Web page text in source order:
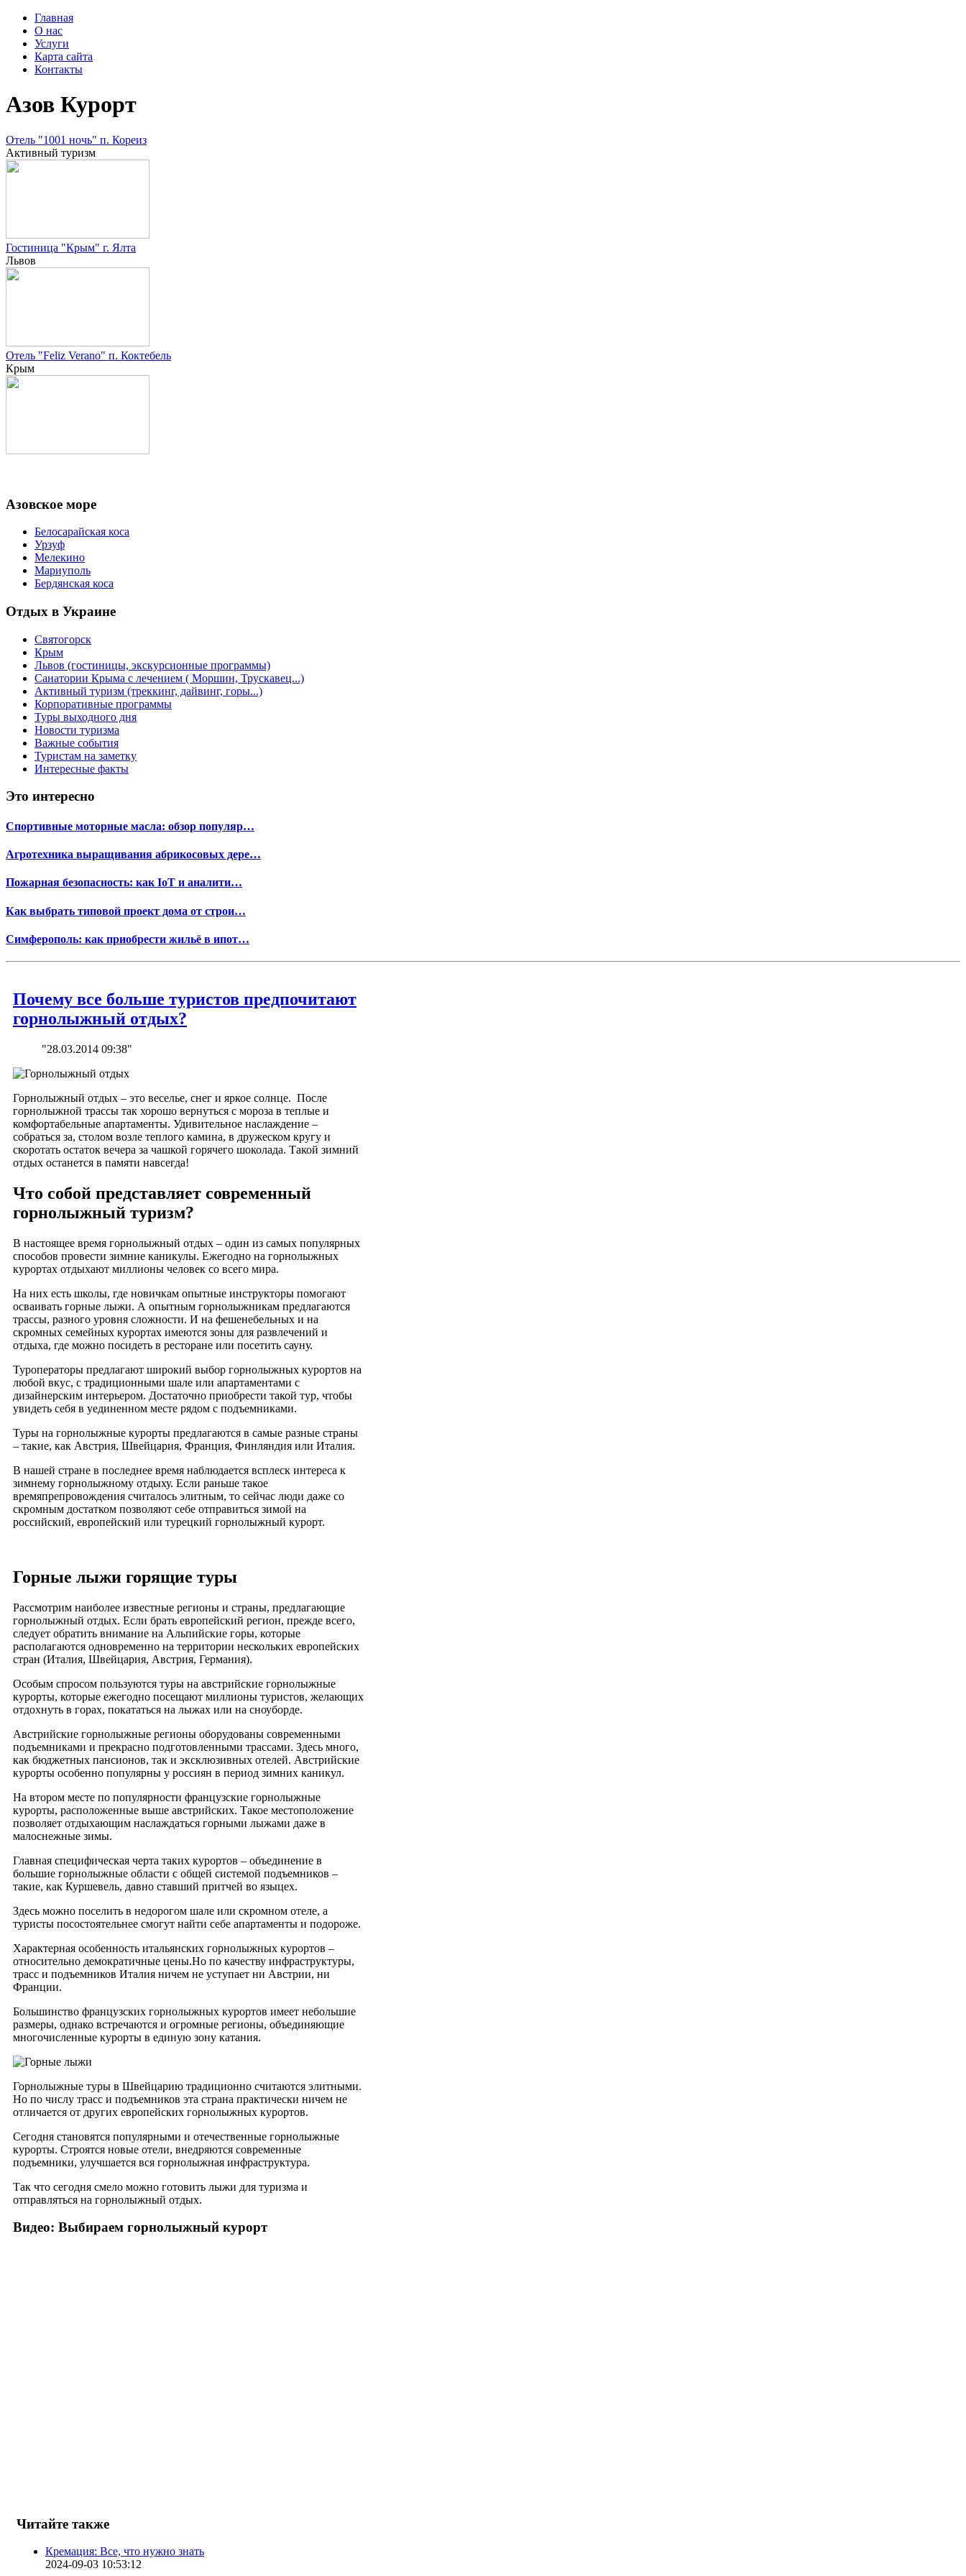
Главная
О нас
Услуги
Карта сайта
Контакты
Азов Курорт
Отель "1001 ночь" п. Кореиз
Активный туризм
Гостиница "Крым" г. Ялта
Львов
Отель "Feliz Verano" п. Коктебель
Крым
Азовское море
Белосарайская коса
Урзуф
Мелекино
Мариуполь
Бердянская коса
Отдых в Украине
Святогорск
Крым
Львов (гостиницы, экскурсионные программы)
Санатории Крыма с лечением ( Моршин, Трускавец...)
Активный туризм (треккинг, дайвинг, горы...)
Корпоративные программы
Туры выходного дня
Новости туризма
Важные события
Туристам на заметку
Интересные факты
Это интересно
Спортивные моторные масла: обзор популяр…
Агротехника выращивания абрикосовых дере…
Пожарная безопасность: как IoT и аналити…
Как выбрать типовой проект дома от строи…
Симферополь: как приобрести жильё в ипот…
Почему все больше туристов предпочитают
горнолыжный отдых?
"28.03.2014 09:38"
Горнолыжный отдых – это веселье, снег и яркое солнце. После
горнолыжной трассы так хорошо вернуться с мороза в теплые и
комфортабельные апартаменты. Удивительное наслаждение –
собраться за, столом возле теплого камина, в дружеском кругу и
скоротать остаток вечера за чашкой горячего шоколада. Такой зимний
отдых останется в памяти навсегда!
Что собой представляет современный
горнолыжный туризм?
В настоящее время горнолыжный отдых – один из самых популярных
способов провести зимние каникулы. Ежегодно на горнолыжных
курортах отдыхают миллионы человек со всего мира.
На них есть школы, где новичкам опытные инструкторы помогают
осваивать горные лыжи. А опытным горнолыжникам предлагаются
трассы, разного уровня сложности. И на фешенебельных и на
скромных семейных курортах имеются зоны для развлечений и
отдыха, где можно посидеть в ресторане или посетить сауну.
Туроператоры предлагают широкий выбор горнолыжных курортов на
любой вкус, с традиционными шале или апартаментами с
дизайнерским интерьером. Достаточно приобрести такой тур, чтобы
увидеть себя в уединенном месте рядом с подъемниками.
Туры на горнолыжные курорты предлагаются в самые разные страны
– такие, как Австрия, Швейцария, Франция, Финляндия или Италия.
В нашей стране в последнее время наблюдается всплеск интереса к
зимнему горнолыжному отдыху. Если раньше такое
времяпрепровождения считалось элитным, то сейчас люди даже со
скромным достатком позволяют себе отправиться зимой на
российский, европейский или турецкий горнолыжный курорт.
Горные лыжи горящие туры
Рассмотрим наиболее известные регионы и страны, предлагающие
горнолыжный отдых. Если брать европейский регион, прежде всего,
следует обратить внимание на Альпийские горы, которые
располагаются одновременно на территории нескольких европейских
стран (Италия, Швейцария, Австрия, Германия).
Особым спросом пользуются туры на австрийские горнолыжные
курорты, которые ежегодно посещают миллионы туристов, желающих
отдохнуть в горах, покататься на лыжах или на сноуборде.
Австрийские горнолыжные регионы оборудованы современными
подъемниками и прекрасно подготовленными трассами. Здесь много,
как бюджетных пансионов, так и эксклюзивных отелей. Австрийские
курорты особенно популярны у россиян в период зимних каникул.
На втором месте по популярности французские горнолыжные
курорты, расположенные выше австрийских. Такое местоположение
позволяет отдыхающим наслаждаться горными лыжами даже в
малоснежные зимы.
Главная специфическая черта таких курортов – объединение в
большие горнолыжные области с общей системой подъемников –
такие, как Куршевель, давно ставший притчей во языцех.
Здесь можно поселить в недорогом шале или скромном отеле, а
туристы посостоятельнее смогут найти себе апартаменты и подороже.
Характерная особенность итальянских горнолыжных курортов –
относительно демократичные цены.Но по качеству инфраструктуры,
трасс и подъемников Италия ничем не уступает ни Австрии, ни
Франции.
Большинство французских горнолыжных курортов имеет небольшие
размеры, однако встречаются и огромные регионы, объединяющие
многочисленные курорты в единую зону катания.
Горнолыжные туры в Швейцарию традиционно считаются элитными.
Но по числу трасс и подъемников эта страна практически ничем не
отличается от других европейских горнолыжных курортов.
Сегодня становятся популярными и отечественные горнолыжные
курорты. Строятся новые отели, внедряются современные
подъемники, улучшается вся горнолыжная инфраструктура.
Так что сегодня смело можно готовить лыжи для туризма и
отправляться на горнолыжный отдых.
Видео: Выбираем горнолыжный курорт
Читайте также
Кремация: Все, что нужно знать
2024-09-03 10:53:12